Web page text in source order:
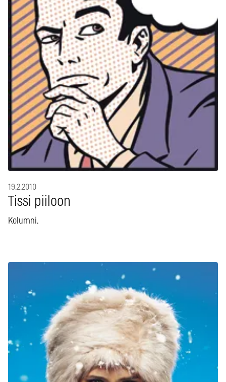
19.2.2010
Tissi piiloon
Kolumni.